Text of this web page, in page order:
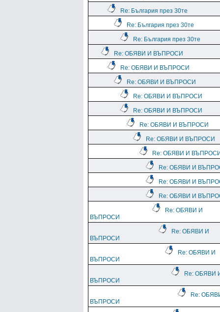
Re: България през 30те
Re: България през 30те
Re: България през 30те
Re: ОБЯВИ И ВЪПРОСИ
Re: ОБЯВИ И ВЪПРОСИ
Re: ОБЯВИ И ВЪПРОСИ
Re: ОБЯВИ И ВЪПРОСИ
Re: ОБЯВИ И ВЪПРОСИ
Re: ОБЯВИ И ВЪПРОСИ
Re: ОБЯВИ И ВЪПРОСИ
Re: ОБЯВИ И
Re: ОБЯВИ И
Re: ОБЯВИ И
Re: ОБЯВИ И
Re: ОБЯВИ И
ВЪПРОСИ
Re: ОБЯВИ И
ВЪПРОСИ
Re: ОБЯВИ И
ВЪПРОСИ
Re: ОБЯВИ
ВЪПРОСИ
Re:
ВЪПРОСИ